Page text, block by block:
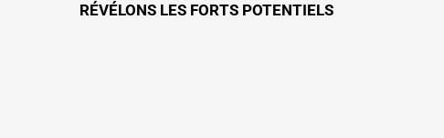
RÉVÉLONS LES FORTS POTENTIELS